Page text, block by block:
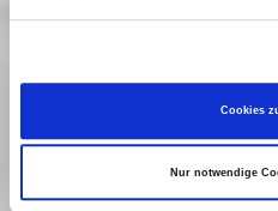
Cookies
Nur notwendige
Ab morgen bin ich
Best of Schlingel -
Hola Frida!
Zusammen staunen